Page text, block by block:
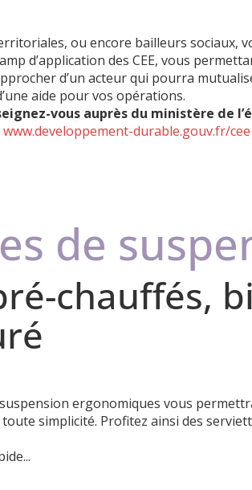
ou encore bailleurs sociaux,
d’application des CEE, vous
d’un acteur qui pourra
aide pour vos opérations.
vous auprès du ministère de
www.developpement-durable.gouv.fr/cee
de
chauffés,
ergonomiques vous
simplicité. Profitez ainsi des